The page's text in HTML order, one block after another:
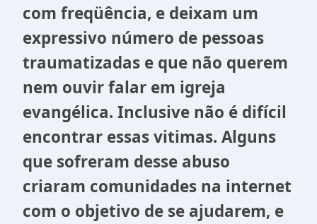
com freqüência, e deixam um
expressivo número de pessoas
traumatizadas e que não querem
nem ouvir falar em igreja
evangélica. Inclusive não é difícil
encontrar essas vitimas. Alguns
que sofreram desse abuso
criaram comunidades na internet
com o objetivo de se ajudarem, e